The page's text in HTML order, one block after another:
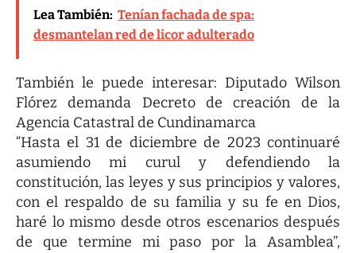
Lea También: Tenían fachada de spa:
desmantelan red de licor adulterado
También le puede interesar: Diputado Wilson
Flórez demanda Decreto de creación de la
Agencia Catastral de Cundinamarca
“Hasta el 31 de diciembre de 2023 continuaré
asumiendo mi curul y defendiendo la
constitución, las leyes y sus principios y valores,
con el respaldo de su familia y su fe en Dios,
haré lo mismo desde otros escenarios después
de que termine mi paso por la Asamblea”,